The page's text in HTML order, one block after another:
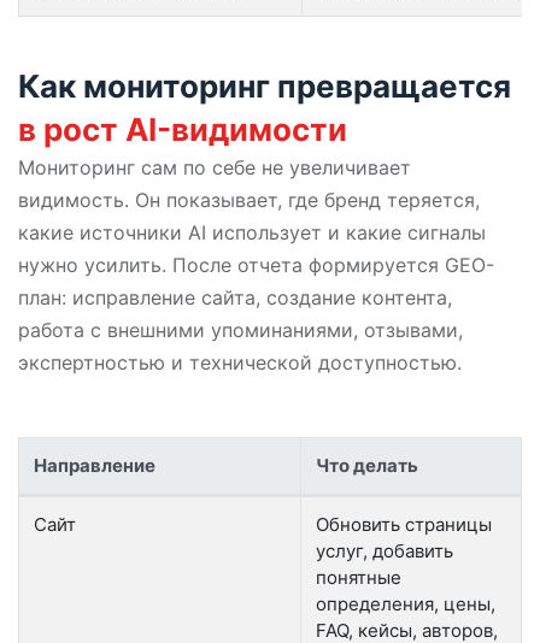
Как мониторинг превращается
в рост AI-видимости
Мониторинг сам по себе не увеличивает
видимость. Он показывает, где бренд теряется,
какие источники AI использует и какие сигналы
нужно усилить. После отчета формируется GEO-
план: исправление сайта, создание контента,
работа с внешними упоминаниями, отзывами,
экспертностью и технической доступностью.
Направление Что делать
Сайт
Обновить страницы
услуг, добавить
понятные
определения, цены,
FAQ, кейсы, авторов,